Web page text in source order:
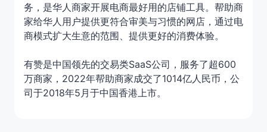
务，是华人商家开展电商最好用的店铺工具。帮助商
家给华人用户提供更符合审美与习惯的网店，通过电
商模式扩大生意的范围、提供更好的消费体验。
有赞是中国领先的交易类SaaS公司，服务了超600
万商家，2022年帮助商家成交了1014亿人民币，公
司于2018年5月于中国⾹港上市。